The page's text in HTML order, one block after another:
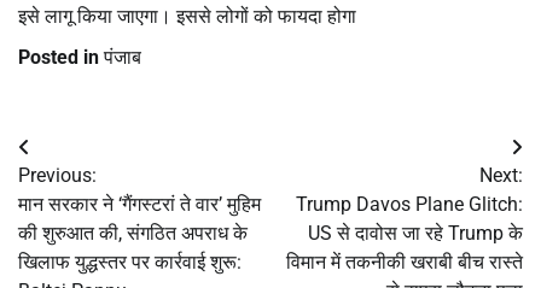
इसे लागू किया जाएगा। इससे लोगों को फायदा होगा
Posted inपंजाब
Post
navigation
Previous:
मान सरकार ने ‘गैंगस्टरां ते वार’ मुहिम
की शुरुआत की, संगठित अपराध के
खिलाफ युद्धस्तर पर कार्रवाई शुरू:
Next:
Trump Davos Plane Glitch:
US से दावोस जा रहे Trump के
विमान में तकनीकी खराबी बीच रास्ते